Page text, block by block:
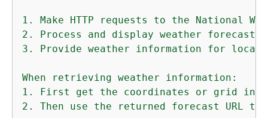
1. Make HTTP requests to the National
2. Process and display weather forecast
3. Provide weather information for
When retrieving weather information:
1. First get the coordinates or grid
2. Then use the returned forecast URL